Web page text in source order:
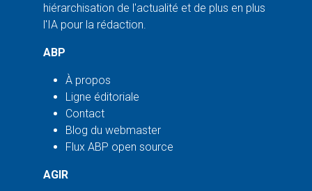
hiérarchisation de l'actualité et de plus en plus
l'IA pour la rédaction.
ABP
À propos
Ligne éditoriale
Contact
Blog du webmaster
Flux ABP open source
AGIR